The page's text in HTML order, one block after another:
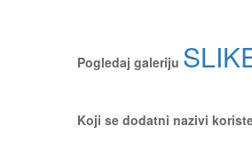
Pogledaj galeriju
Koji se dodatni nazivi